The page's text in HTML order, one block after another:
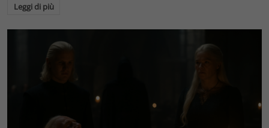
Leggi di più